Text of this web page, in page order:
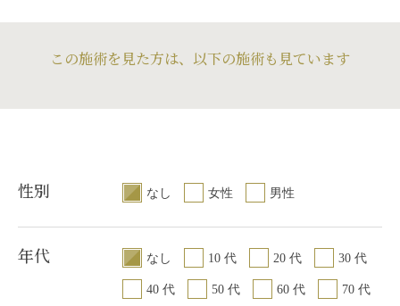
この施術を見た方は、以下の施術も見ています
性別 なし 女性 男性
年代 なし 10 代 20 代 30 代
40 代 50 代 60 代 70 代